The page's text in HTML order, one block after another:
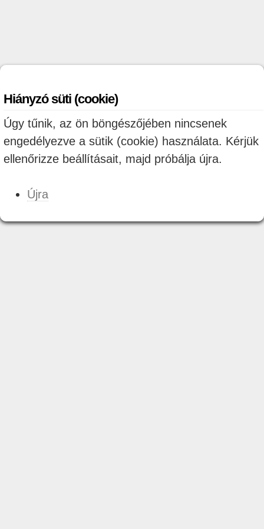
Hiányzó süti (cookie)
Úgy tűnik, az ön böngészőjében nincsenek
engedélyezve a sütik (cookie) használata. Kérjük
ellenőrizze beállításait, majd próbálja újra.
Újra